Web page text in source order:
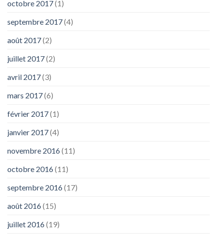
octobre 2017(1)
septembre 2017(4)
août 2017(2)
juillet 2017(2)
avril 2017(3)
mars 2017(6)
février 2017(1)
janvier 2017(4)
novembre 2016(11)
octobre 2016(11)
septembre 2016(17)
août 2016(15)
juillet 2016(19)